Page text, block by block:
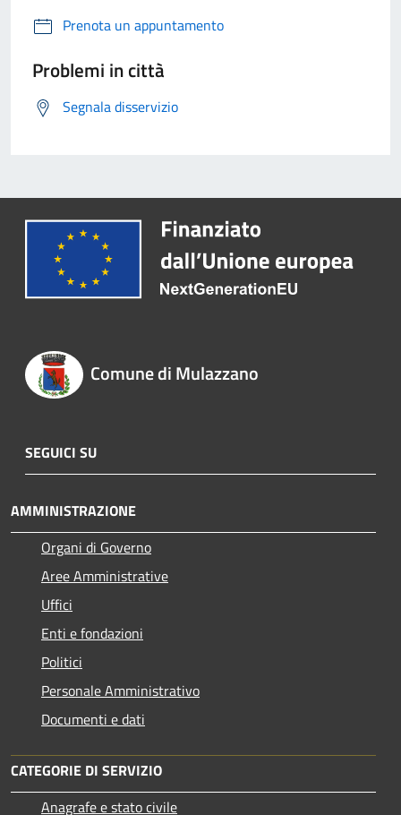
Prenota un appuntamento
Problemi in città
Segnala disservizio
Comune di Mulazzano
SEGUICI SU
AMMINISTRAZIONE
Organi di Governo
Aree Amministrative
Uffici
Enti e fondazioni
Politici
Personale Amministrativo
Documenti e dati
CATEGORIE DI SERVIZIO
Anagrafe e stato civile